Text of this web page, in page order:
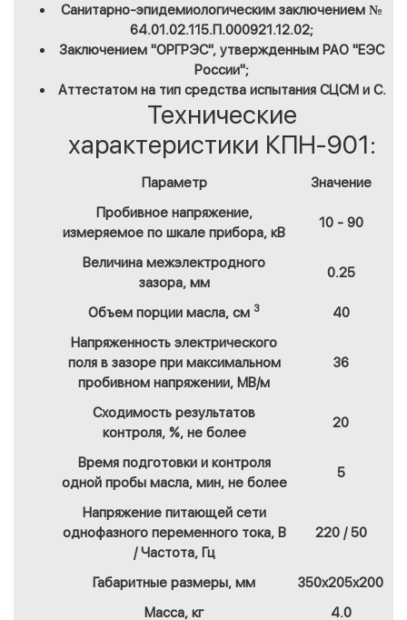
Санитарно-эпидемиологическим заключением №
64.01.02.115.П.000921.12.02;
Заключением "ОРГРЭС", утвержденным РАО "ЕЭС
России";
Аттестатом на тип средства испытания СЦСМ и С.
Технические
характеристики КПН-901:
Параметр
Значение
Пробивное напряжение,
измеряемое по шкале прибора, кВ
10 - 90
Величина межэлектродного
зазора, мм
0.25
Объем порции масла, см 3
40
Напряженность электрического
поля в зазоре при максимальном
пробивном напряжении, МВ/м
36
Сходимость результатов
контроля, %, не более
20
Время подготовки и контроля
одной пробы масла, мин, не более
5
Напряжение питающей сети
однофазного переменного тока, В
/ Частота, Гц
220 / 50
Габаритные размеры, мм
350x205x200
Масса, кг
4.0